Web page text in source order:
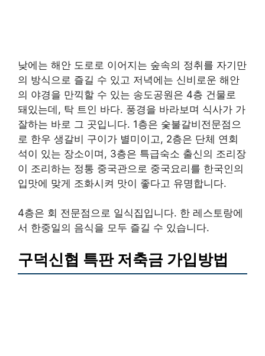
낮에는 해안 도로로 이어지는 숲속의 정취를 자기만
의 방식으로 즐길 수 있고 저녁에는 신비로운 해안
의 야경을 만끽할 수 있는 송도공원은 4층 건물로
돼있는데, 탁 트인 바다. 풍경을 바라보며 식사가 가
잘하는 바로 그 곳입니다. 1층은 숯불갈비전문점으
로 한우 생갈비 구이가 별미이고, 2층은 단체 연회
석이 있는 장소이며, 3층은 특급숙소 출신의 조리장
이 조리하는 정통 중국관으로 중국요리를 한국인의
입맛에 맞게 조화시켜 맛이 좋다고 유명합니다.
4층은 회 전문점으로 일식집입니다. 한 레스토랑에
서 한중일의 음식을 모두 즐길 수 있습니다.
구덕신협 특판 저축금 가입방법